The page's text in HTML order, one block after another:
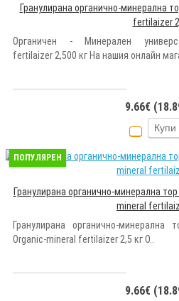
Гранулирана органично-минерална
fertilaizer
Органичен - Минерален
fertilaizer 2,500 кг На нашия онлайн
9.66€
Купи
ПОПУЛЯРЕН
Гранулирана органично-минерална
mineral
Гранулирана органично-
Organic-mineral fertilaizer 2,5 кг О..
9.66€